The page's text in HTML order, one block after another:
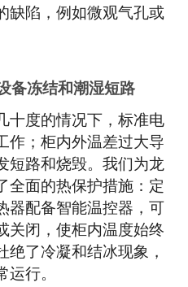
缺陷，例如微观气孔或
备冻结和潮湿短路
十度的情况下，标准电
作；柜内外温差过大导
短路和烧毁。我们为龙
全面的热保护措施：定
器配备智能温控器，可
关闭，使柜内温度始终
了冷凝和结冰现象，
行。